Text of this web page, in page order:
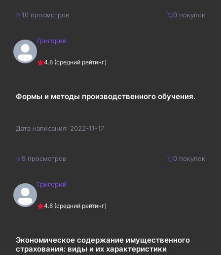
10 просмотров 0покупок
220 ₽Григорий
4.8 (средний рейтинг)
Формы и методы производственного обучения.
Дата написания: 2022-11-17
9 просмотров 0покупок
210₽Григорий
4.8 (средний рейтинг)
Экономическое содержание имущественного
страхования: виды и их характеристики